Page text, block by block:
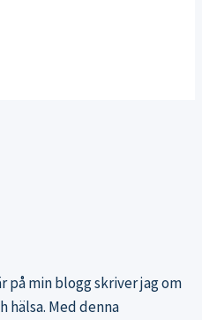
min blogg skriver jag om
hälsa. Med denna